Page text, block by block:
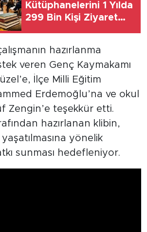
Kütüphanelerini 1 Yılda
299 Bin Kişi Ziyaret
hazırlanma
veren Genç Kaymakamı
İlçe Milli Eğitim
Erdemoğlu’na ve okul
Zengin’e teşekkür etti.
hazırlanan klibin,
yönelik
sunması hedefleniyor.